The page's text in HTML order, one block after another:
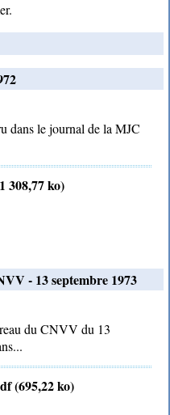
dans le journal de la MJC
308,77 ko)
- 13 septembre 1973
du CNVV du 13
(695,22 ko)